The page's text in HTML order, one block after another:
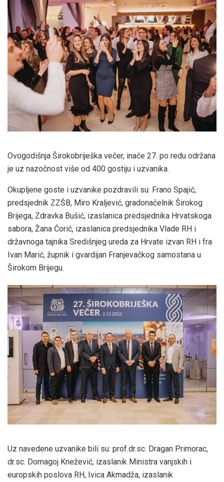
Ovogodišnja Širokobriješka večer, inače 27. po redu održana
je uz nazočnost više od 400 gostiju i uzvanika.
Okupljene goste i uzvanike pozdravili su: Frano Spajić,
predsjednik ZZŠB, Miro Kraljević, gradonačelnik Širokog
Brijega, Zdravka Bušić, izaslanica predsjednika Hrvatskoga
sabora, Žana Ćorić, izaslanica predsjednika Vlade RH i
državnoga tajnika Središnjeg ureda za Hrvate izvan RH i fra
Ivan Marić, župnik i gvardijan Franjevačkog samostana u
Širokom Brijegu.
Uz navedene uzvanike bili su: prof.dr.sc. Dragan Primorac,
dr.sc. Domagoj Knežević, izaslanik Ministra vanjskih i
europskih poslova RH, Ivica Akmadža, izaslanik